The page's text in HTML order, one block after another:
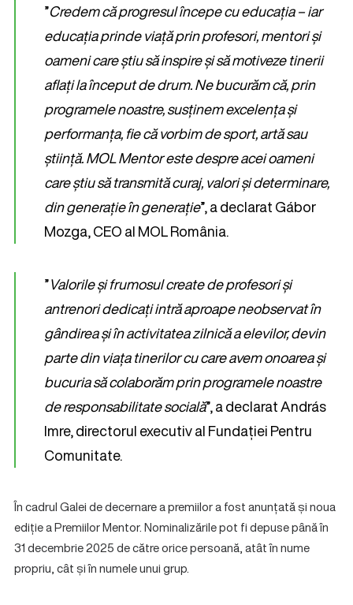
”Credem că progresul începe cu educația – iar
educația prinde viață prin profesori, mentori și
oameni care știu să inspire și să motiveze tinerii
aflați la început de drum. Ne bucurăm că, prin
programele noastre, susținem excelența și
performanța, fie că vorbim de sport, artă sau
știință. MOL Mentor este despre acei oameni
care știu să transmită curaj, valori și determinare,
din generație în generație”, a declarat Gábor
Mozga, CEO al MOL România.
”Valorile și frumosul create de profesori și
antrenori dedicați intră aproape neobservat în
gândirea și în activitatea zilnică a elevilor, devin
parte din viața tinerilor cu care avem onoarea și
bucuria să colaborăm prin programele noastre
de responsabilitate socială”, a declarat András
Imre, directorul executiv al Fundației Pentru
Comunitate.
În cadrul Galei de decernare a premiilor a fost anunțată și noua
ediție a Premiilor Mentor. Nominalizările pot fi depuse până în
31 decembrie 2025 de către orice persoană, atât în nume
propriu, cât și în numele unui grup.